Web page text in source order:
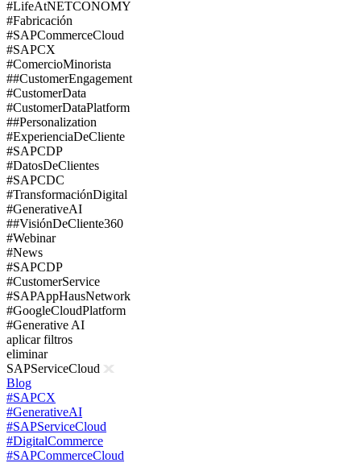
#LifeAtNETCONOMY
#Fabricación
#SAPCommerceCloud
#SAPCX
#ComercioMinorista
##CustomerEngagement
#CustomerData
#CustomerDataPlatform
##Personalization
#ExperienciaDeCliente
#SAPCDP
#DatosDeClientes
#SAPCDC
#TransformaciónDigital
#GenerativeAI
##VisiónDeCliente360
#Webinar
#News
#SAPCDP
#CustomerService
#SAPAppHausNetwork
#GoogleCloudPlatform
#Generative AI
aplicar filtros
eliminar
SAPServiceCloud
Blog
#SAPCX
#GenerativeAI
#SAPServiceCloud
#DigitalCommerce
#SAPCommerceCloud